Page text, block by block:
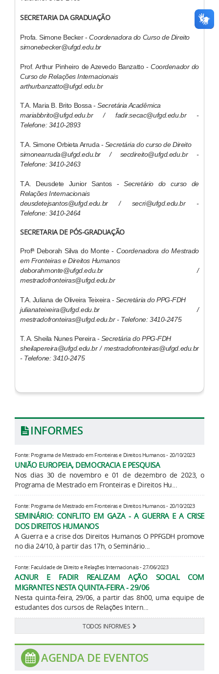
SECRETARIA DA GRADUAÇÃO
Profa. Simone Becker -Coordenadora do Curso de Direito
simonebecker@ufgd.edu.br
Prof. Arthur Pinheiro de Azevedo Banzatto - Coordenador do
Curso de Relações Internacionais
arthurbanzatto@ufgd.edu.br
T.A. Maria B. Brito Bossa -Secretária Acadêmica
mariabbrito@ufgd.edu.br / fadir.secac@ufgd.edu.br​ -
Telefone: 3410-2893
T.A. Simone Orbieta Arruda - Secretária do curso de Direito
simonearruda@ufgd.edu.br / secdireito@ufgd.edu.br -
Telefone: 3410-2463
T.A. Deusdete Junior Santos -Secretário do curso de
Relações Internacionais
​deusdetejsantos@ufgd.edu.br / secri@ufgd.edu.br -
Telefone: 3410-2464
SECRETARIA DE PÓS-GRADUAÇÃO
Profª Deborah Silva do Monte -Coordenadora do Mestrado
em Fronteiras e Direitos Humanos
deborahmonte@ufgd.edu.br​ /
mestradofronteiras@ufgd.edu.br
T.A. Juliana de Oliveira Teixeira - Secretária do PPG-FDH
julianateixeira@ufgd.edu.br /
mestradofronteiras@ufgd.edu.br - Telefone: 3410-2475
T. A. Sheila Nunes Pereira - Secretária do PPG-FDH
sheilapereira@ufgd.edu.br / mestradofronteiras@ufgd.edu.br
- Telefone: 3410-2475
INFORMES
Fonte: Programa de Mestrado em Fronteiras e Direitos Humanos - 20/10/2023
UNIÃO EUROPEIA, DEMOCRACIA E PESQUISA
Nos dias 30 de novembro e 01 de dezembro de 2023, o
Programa de Mestrado em Fronteiras e Direitos Hu...
Fonte: Programa de Mestrado em Fronteiras e Direitos Humanos - 20/10/2023
SEMINÁRIO: CONFLITO EM GAZA - A GUERRA E A CRISE
DOS DIREITOS HUMANOS
A Guerra e a crise dos Direitos Humanos O PPFGDH promove
no dia 24/10, à partir das 17h, o Seminário...
Fonte: Faculdade de Direito e Relações Internacionais - 27/06/2023
ACNUR E FADIR REALIZAM AÇÃO SOCIAL COM
MIGRANTES NESTA QUINTA-FEIRA - 29/06
Nesta quinta-feira, 29/06, a partir das 8h00, uma equipe de
estudantes dos cursos de Relações Intern...
TODOS INFORMES
AGENDA DE EVENTOS